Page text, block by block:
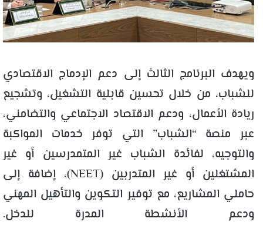
ويهدف البرنامج الثالث إلى دعم الإدماج الاقتصادي
للشباب، من خلال تحسين قابلية التشغيل، وتشجيع
ريادة الأعمال، ودعم الاقتصاد الاجتماعي والتضامني،
عبر منصة “الشباب” التي توفر خدمات المواكبة
والتوجيه، لفائدة الشباب غير المتمدرسين أو غير
المشتغلين أو غير المتدربين (NEET)، إضافة إلى
حاملي المشاريع، مع توفير التكوين والتأهيل المهني
ودعم الأنشطة المدرة للدخل.